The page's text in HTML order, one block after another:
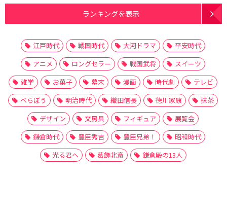
ランキングを表示
江戸時代 戦国時代 大河ドラマ
平安時代
アニメ
ロングセラー 戦国武将
スイーツ
雑学
お菓子 幕末 漫画 時代劇
テレビ
べらぼう
明治時代 織田信長 徳川家康
抹茶
デザイン
文房具 フィギュア
展覧会
鎌倉時代
豊臣秀吉 豊臣兄弟！
昭和時代
光る君へ
葛飾北斎 鎌倉殿の13人